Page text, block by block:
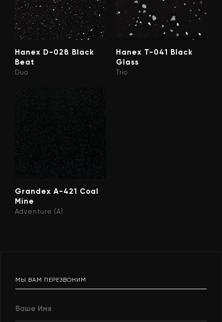
Hanex D-028 Black
Beat
Duo
Hanex T-041 Black
Glass
Trio
Grandex A-421 Coal
Mine
Adventure (A)
МЫ ВАМ ПЕРЕЗВОНИМ